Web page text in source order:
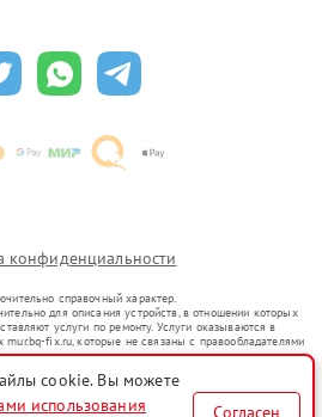
конфиденциальности
справочный характер.
для описания устройств, в отношении которых
услуги по ремонту. Услуги оказываются в
mur.bq-fix.ru, которые не связаны с правообладателями
представителями.
уже введенных в гражданский оборот в соответствии
цели индивидуализации услуг или введения
для информирования о предоставляемых услугах по
cookie. Вы можете
использования Согласен